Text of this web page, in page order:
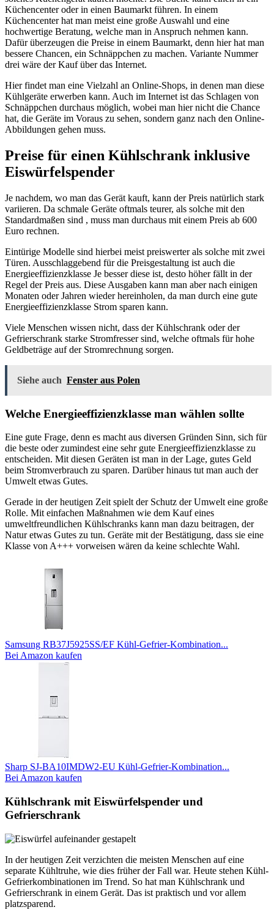
Küchencenter oder in einen Baumarkt führen. In einem
Küchencenter hat man meist eine große Auswahl und eine
hochwertige Beratung, welche man in Anspruch nehmen kann.
Dafür überzeugen die Preise in einem Baumarkt, denn hier hat man
bessere Chancen, ein Schnäppchen zu machen. Variante Nummer
drei wäre der Kauf über das Internet.
Hier findet man eine Vielzahl an Online-Shops, in denen man diese
Kühlgeräte erwerben kann. Auch im Internet ist das Schlagen von
Schnäppchen durchaus möglich, wobei man hier nicht die Chance
hat, die Geräte im Voraus zu sehen, sondern ganz nach den Online-
Abbildungen gehen muss.
Preise für einen Kühlschrank inklusive
Eiswürfelspender
Je nachdem, wo man das Gerät kauft, kann der Preis natürlich stark
variieren. Da schmale Geräte oftmals teurer, als solche mit den
Standardmaßen sind , muss man durchaus mit einem Preis ab 600
Euro rechnen.
Eintürige Modelle sind hierbei meist preiswerter als solche mit zwei
Türen. Ausschlaggebend für die Preisgestaltung ist auch die
Energieeffizienzklasse Je besser diese ist, desto höher fällt in der
Regel der Preis aus. Diese Ausgaben kann man aber nach einigen
Monaten oder Jahren wieder hereinholen, da man durch eine gute
Energieeffizienzklasse Strom sparen kann.
Viele Menschen wissen nicht, dass der Kühlschrank oder der
Gefrierschrank starke Stromfresser sind, welche oftmals für hohe
Geldbeträge auf der Stromrechnung sorgen.
Siehe auch Fenster aus Polen
Welche Energieeffizienzklasse man wählen sollte
Eine gute Frage, denn es macht aus diversen Gründen Sinn, sich für
die beste oder zumindest eine sehr gute Energieeffizienzklasse zu
entscheiden. Mit diesen Geräten ist man in der Lage, gutes Geld
beim Stromverbrauch zu sparen. Darüber hinaus tut man auch der
Umwelt etwas Gutes.
Gerade in der heutigen Zeit spielt der Schutz der Umwelt eine große
Rolle. Mit einfachen Maßnahmen wie dem Kauf eines
umweltfreundlichen Kühlschranks kann man dazu beitragen, der
Natur etwas Gutes zu tun. Geräte mit der Bestätigung, dass sie eine
Klasse von A+++ vorweisen wären da keine schlechte Wahl.
Samsung RB37J5925SS/EF Kühl-Gefrier-Kombination...
Bei Amazon kaufen
Sharp SJ-BA10IMDW2-EU Kühl-Gefrier-Kombination...
Bei Amazon kaufen
Kühlschrank mit Eiswürfelspender und
Gefrierschrank
In der heutigen Zeit verzichten die meisten Menschen auf eine
separate Kühltruhe, wie dies früher der Fall war. Heute stehen Kühl-
Gefrierkombinationen im Trend. So hat man Kühlschrank und
Gefrierschrank in einem Gerät. Das ist praktisch und vor allem
platzsparend.